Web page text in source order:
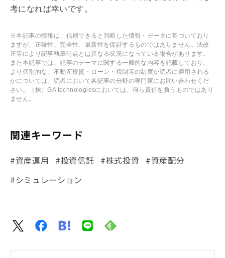
考になれば幸いです。
※本記事の情報は、信頼できると判断した情報・データに基づいており
ますが、正確性、完全性、最新性を保証するものではありません。法改
正等により記事執筆時点とは異なる状況になっている場合があります。
また本記事では、記事のテーマに関する一般的な内容を記載しており、
より個別的な、不動産投資・ローン・税制等の制度が読者に適用される
かについては、読者において各記事の分野の専門家にお問い合わせくだ
さい。（株）GA technologiesにおいては、何ら責任を負うものではあり
ません。
関連キーワード
#資産運用 #投資信託 #株式投資
#資産配分
#シミュレーション